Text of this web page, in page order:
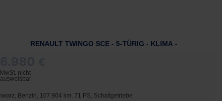
RENAULT TWINGO SCE - 5-TÜRIG - KLIMA -
MwSt. nicht
ausweisbar
Benzin, 107.904 km, 71 PS, Schaltgetriebe